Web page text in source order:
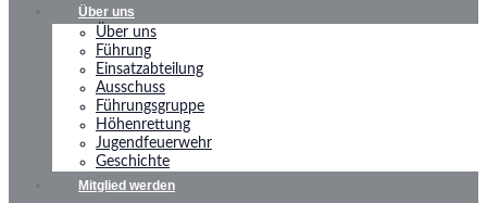
Über uns
Über uns
Führung
Einsatzabteilung
Ausschuss
Führungsgruppe
Höhenrettung
Jugendfeuerwehr
Geschichte
Mitglied werden